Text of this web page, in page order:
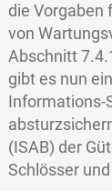
die Vorgaben
von
Abschnitt
gibt es nun
Informations-
(ISAB) der
Schlösser